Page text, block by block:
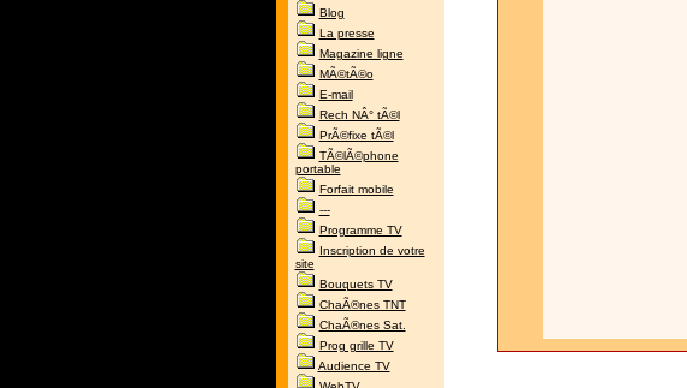
Blog
La presse
Magazine ligne
MÃ©tÃ©o
E-mail
Rech NÂ° tÃ©l
PrÃ©fixe tÃ©l
TÃ©lÃ©phone
portable
Forfait mobile
---
Programme TV
Inscription de votre
site
Bouquets TV
ChaÃ®nes TNT
ChaÃ®nes Sat.
Prog grille TV
Audience TV